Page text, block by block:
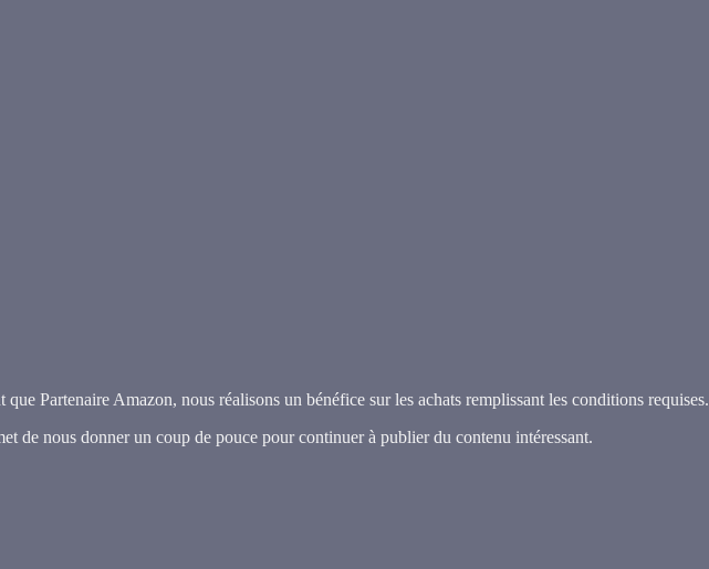
Partenaire Amazon, nous réalisons un bénéfice sur les achats remplissant les conditions requises.
de nous donner un coup de pouce pour continuer à publier du contenu intéressant.